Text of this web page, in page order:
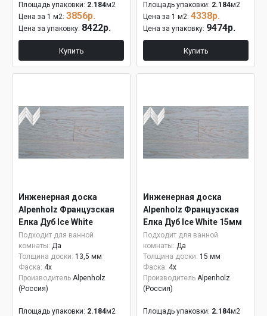
Площадь упаковки: 2.184м2
Цена за 1 м2: 3856р.
Цена за упаковку: 8422р.
Купить
Площадь упаковки: 2.184м2
Цена за 1 м2: 4338р.
Цена за упаковку: 9474р.
Купить
Инженерная доска
Alpenholz Французская
Елка Дуб Ice White
Подходит для ванной
комнаты: Да
Толщина доски: 13,5 мм
Фаска: 4x
Производитель Alpenholz
(Россия)
Площадь упаковки: 2.184м2
Инженерная доска
Alpenholz Французская
Елка Дуб Ice White 15мм
Подходит для ванной
комнаты: Да
Толщина доски: 15 мм
Фаска: 4x
Производитель Alpenholz
(Россия)
Площадь упаковки: 2.184м2